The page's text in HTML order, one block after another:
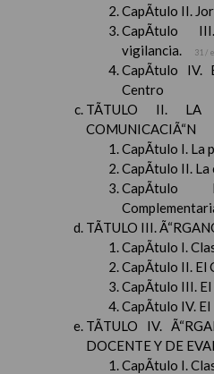
CapÃ­tulo II.
CapÃ­tulo
vigilancia.
31 /
CapÃ­tulo IV.
Centro
TÃTULO II. LA
COMUNICACIÃ“N
CapÃ­tulo I. La
CapÃ­tulo II. La
CapÃ­tulo
TÃTULO III.
CapÃ­tulo I.
CapÃ­tulo II. El
CapÃ­tulo III.
CapÃ­tulo IV.
TÃTULO IV.
DOCENTE Y DE
CapÃ­tulo I.